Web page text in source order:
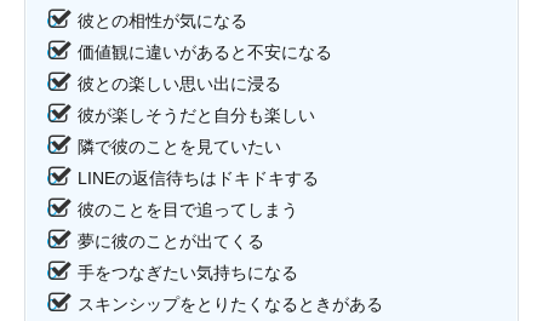
彼との相性が気になる
価値観に違いがあると不安になる
彼との楽しい思い出に浸る
彼が楽しそうだと自分も楽しい
隣で彼のことを見ていたい
LINEの返信待ちはドキドキする
彼のことを目で追ってしまう
夢に彼のことが出てくる
手をつなぎたい気持ちになる
スキンシップをとりたくなるときがある